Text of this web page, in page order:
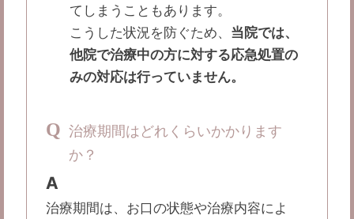
てしまうこともあります。
こうした状況を防ぐため、 当院では、
他院で治療中の方に対する応急処置の
みの対応は行っていません。
Q 治療期間はどれくらいかかります
か？
A
治療期間は、お口の状態や治療内容によ